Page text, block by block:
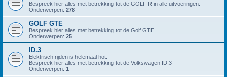
Bespreek hier alles met betrekking tot de GOLF R in alle uitvoeringen.
Onderwerpen: 278
GOLF GTE
Bespreek hier alles met betrekking tot de Golf GTE
Onderwerpen: 25
ID.3
Elektrisch rijden is helemaal hot.
Bespreek hier alles met betrekking tot de Volkswagen ID.3
Onderwerpen: 1